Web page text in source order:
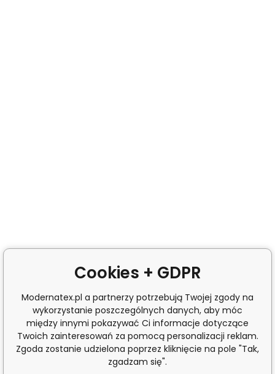
Cookies + GDPR
Modernatex.pl a partnerzy potrzebują Twojej zgody na
wykorzystanie poszczególnych danych, aby móc
między innymi pokazywać Ci informacje dotyczące
Twoich zainteresowań za pomocą personalizacji reklam.
Zgoda zostanie udzielona poprzez kliknięcie na pole "Tak,
zgadzam się".